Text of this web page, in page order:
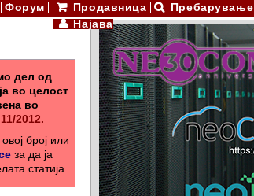
Форум Продавница
Пребарување
Најава
дел од
во целост
во
2012.
овој број или
за да ја
статија.